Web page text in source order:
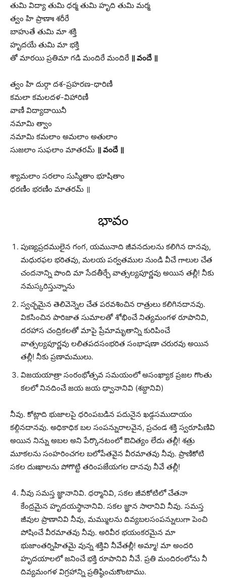
తుమి విద్యా తుమి ధర్మ తుమి హృది తుమి మర్మ
త్వం హి ప్రాణాః శరీరే
బాహుతే తుమి మా శక్తి
హృదయే తుమి మా భక్తి
తో మారయి ప్రతిమా గడి మందిరే మందిరే ॥ వందే ॥
త్వం హి దుర్గా దశ-ప్రహరణ-ధారిణీ
కమలా కమలదళ-విహారిణీ
వాణీ విద్యాదాయినీ
నమామి త్వాం
నమామి కమలాం అమలాం అతులాం
సుజలాం సుఫలాం మాతరమ్ ॥ వందే ॥
శ్యామలాం సరలాం సుస్మితాం భూషితాం
ధరణీం భరణీం మాతరమ్ ॥
భావం
పుణ్యప్రదములైన గంగ, యమునాది జీవనదులను కలిగిన దానవు,
మధురఫల భరితవు, మలయ పర్వతముల నుండి వీచే గాలుల చేత
చందనాన్ని పొంది మా సేదతీర్చే వాత్సల్యపూర్ణవు అయిన తల్లీ! నీకు
నమస్కరిస్తున్నాను
స్వచ్ఛమైన తెలివెన్నెల చేత పరవశించిన రాత్రులు కలిగినదానవు.
వికసించిన పారిజాత సుమాలతో శోభించే నిత్యమంగళ రూపానివి,
దరహాస చంద్రికలతో మాపై ప్రేమామృతాన్ని కురిపించే
వాత్సల్యపూర్ణవు లలితపదసంభరిత సంభాషణా చరురవు అయిన
తల్లీ! నీకు ప్రణామములు.
విజయయాత్రా సంరంభోత్సవ సమయంలో అసంఖ్యాక ప్రజల గొంతు
కలలో నినదించే జయ జయ ధ్వానానివి (శబ్దానివి)
నీవు. కోట్లాది భుజాలపై ధరింపబడిన పదునైన ఖడ్గసముదాయం
కల్గినదానవు. అధికాధిక బల సంపన్నురాలవైన, ప్రచండ శక్తి స్వరూపిణివి
అయిన నిన్ను అబల అని పేర్కొనటంలో ఔచిత్యం లేదు తల్లీ! శత్రు
మూకలను సంహరించగల బలోపేతవైన వీరమాతవు నీవు. ప్రాణికోటి
సకల దుఃఖాలను పోగొట్టి తరింపజేయగల దానవు నీవే తల్లీ!
నీవు సమస్త జ్ఞానానివి. ధర్మానివి, సకల జీవకోటిలో చేతనా
కేంద్రమైన హృదయస్థానానివి. సకల జ్ఞాన సారానివి నీవు. సమస్త
జీవుల ప్రాణానివి నీవు, మమ్ములను దివ్యబలసంపన్నులుగా పెంచి
పోషించే వీరమాతవు నీవు. అరివీర భయంకరమైన మా
భుజాంతర్నిహితమై వున్న శక్తివి నీవేతల్లీ! అమ్మా! మా అందరి
హృదయాలలో జనించే భక్తి రూపానివి నీవే. ప్రతి మందిరంలోను నీ
దివ్యమంగళ విగ్రహాన్ని ప్రతిష్ఠించుకొంటాము.